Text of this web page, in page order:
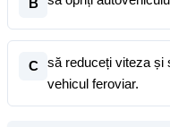
B
C
să reduceți viteza și
vehicul feroviar.